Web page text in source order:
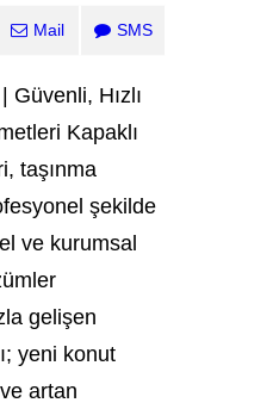
Mail SMS
Güvenli, Hızlı
Kapaklı
taşınma
şekilde
ve kurumsal
gelişen
yeni konut
artan